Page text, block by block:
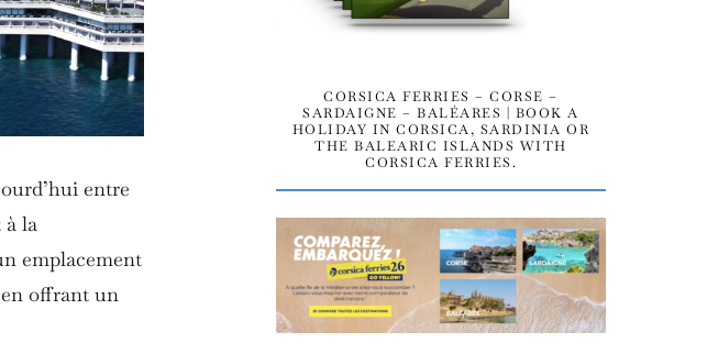
entre
à la
emplacement
offrant un
CORSICA FERRIES – CORSE –
SARDAIGNE – BALÉARES | BOOK A
HOLIDAY IN CORSICA, SARDINIA OR
THE BALEARIC ISLANDS WITH
CORSICA FERRIES.